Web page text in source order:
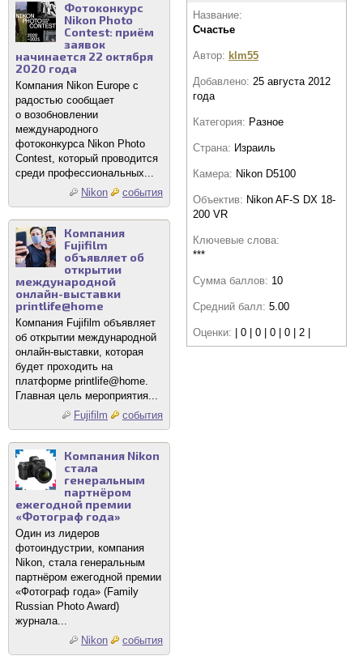
Фотоконкурс
Nikon Photo
Contest: приём
заявок
начинается 22 октября
2020 года
Компания Nikon Europe с
радостью сообщает
о возобновлении
международного
фотоконкурса Nikon Photo
Contest, который проводится
среди профессиональных...
Nikon
события
Компания
Fujifilm
объявляет об
открытии
международной
онлайн-выставки
printlife@home
Компания Fujifilm объявляет
об открытии международной
онлайн-выставки, которая
будет проходить на
платформе printlife@home.
Главная цель мероприятия...
Fujifilm
события
Компания Nikon
стала
генеральным
партнёром
ежегодной премии
«Фотограф года»
Один из лидеров
фотоиндустрии, компания
Nikon, стала генеральным
партнёром ежегодной премии
«Фотограф года» (Family
Russian Photo Award)
журнала...
Nikon
события
Название:
Счастье
Автор: klm55
Добавлено: 25 августа 2012
года
Категория: Разное
Страна: Израиль
Камера: Nikon D5100
Объектив: Nikon AF-S DX 18-
200 VR
Ключевые слова:
***
Сумма баллов: 10
Средний балл: 5.00
Оценки: | 0 | 0 | 0 | 0 | 2 |